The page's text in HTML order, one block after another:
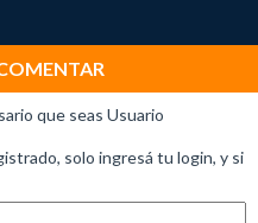
que seas Usuario
solo ingresá tu login, y si